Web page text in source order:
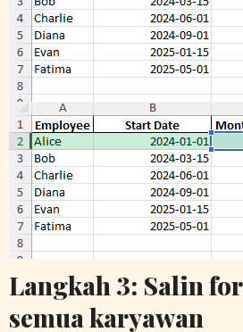
Langkah 3: Salin
semua karyawan